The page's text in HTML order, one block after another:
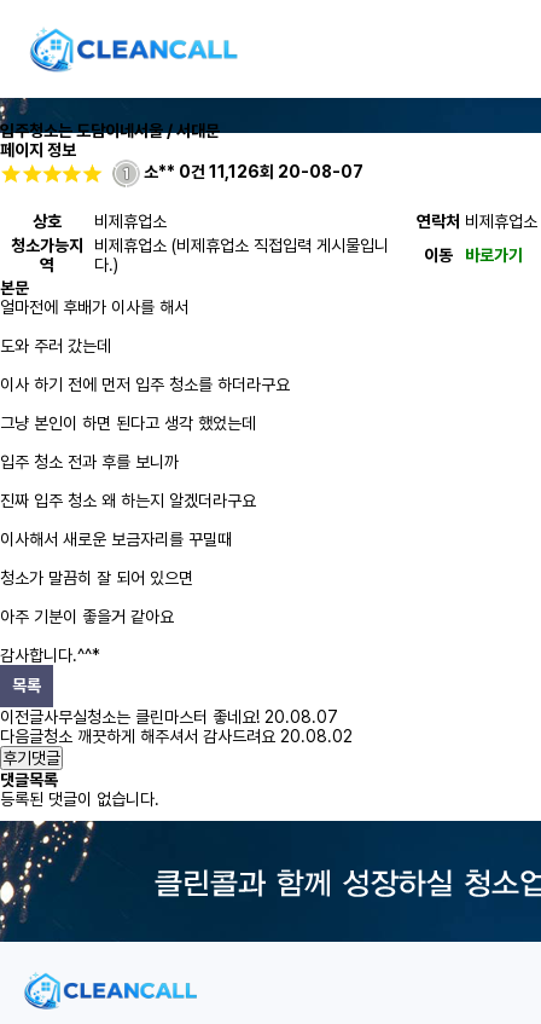
입주청소는 도담이네서울 / 서대문
페이지 정보
소** 0건 11,126회 20-08-07
상호 비제휴업소 연락처 비제휴업소
청소가능지
역
비제휴업소 (비제휴업소 직접입력 게시물입니
다.)
이동
바로가기
본문
얼마전에 후배가 이사를 해서
도와 주러 갔는데
이사 하기 전에 먼저 입주 청소를 하더라구요
그냥 본인이 하면 된다고 생각 했었는데
입주 청소 전과 후를 보니까
진짜 입주 청소 왜 하는지 알겠더라구요
이사해서 새로운 보금자리를 꾸밀때
청소가 말끔히 잘 되어 있으면
아주 기분이 좋을거 같아요
감사합니다.^^*
목록
이전글사무실청소는 클린마스터 좋네요! 20.08.07
다음글청소 깨끗하게 해주셔서 감사드려요 20.08.02
후기댓글
댓글목록
등록된 댓글이 없습니다.